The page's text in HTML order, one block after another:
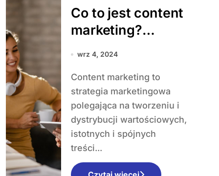
Co to jest content
marketing?
Kompletny
początkujących
wrz 4, 2024
Content marketing to
strategia marketingowa
polegająca na tworzeniu i
dystrybucji wartościowych,
istotnych i spójnych
treści...